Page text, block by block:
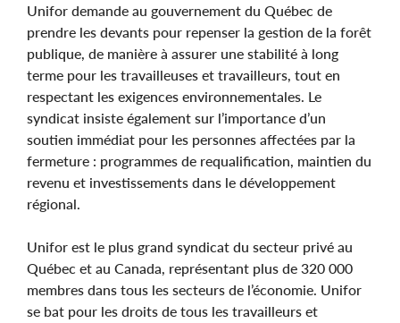
Unifor demande au gouvernement du Québec de
prendre les devants pour repenser la gestion de la forêt
publique, de manière à assurer une stabilité à long
terme pour les travailleuses et travailleurs, tout en
respectant les exigences environnementales. Le
syndicat insiste également sur l’importance d’un
soutien immédiat pour les personnes affectées par la
fermeture : programmes de requalification, maintien du
revenu et investissements dans le développement
régional.
Unifor est le plus grand syndicat du secteur privé au
Québec et au Canada, représentant plus de 320 000
membres dans tous les secteurs de l’économie. Unifor
se bat pour les droits de tous les travailleurs et